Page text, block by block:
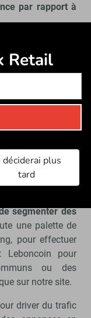
par rapport à
françaises.
pour le site du
à l’extérieur.Ils
plateformes,
deux qui se
de toutes les
quand les
segmenter des
une palette de
pour effectuer
pour
ou des
sur notre site.
driver du trafic
Retail
déciderai plus
tard